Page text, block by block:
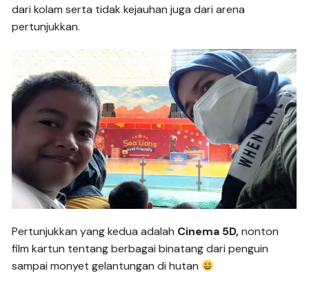
dari kolam serta tidak kejauhan juga dari arena
pertunjukkan.
Pertunjukkan yang kedua adalah Cinema 5D,nonton
film kartun tentang berbagai binatang dari penguin
sampai monyet gelantungan di hutan